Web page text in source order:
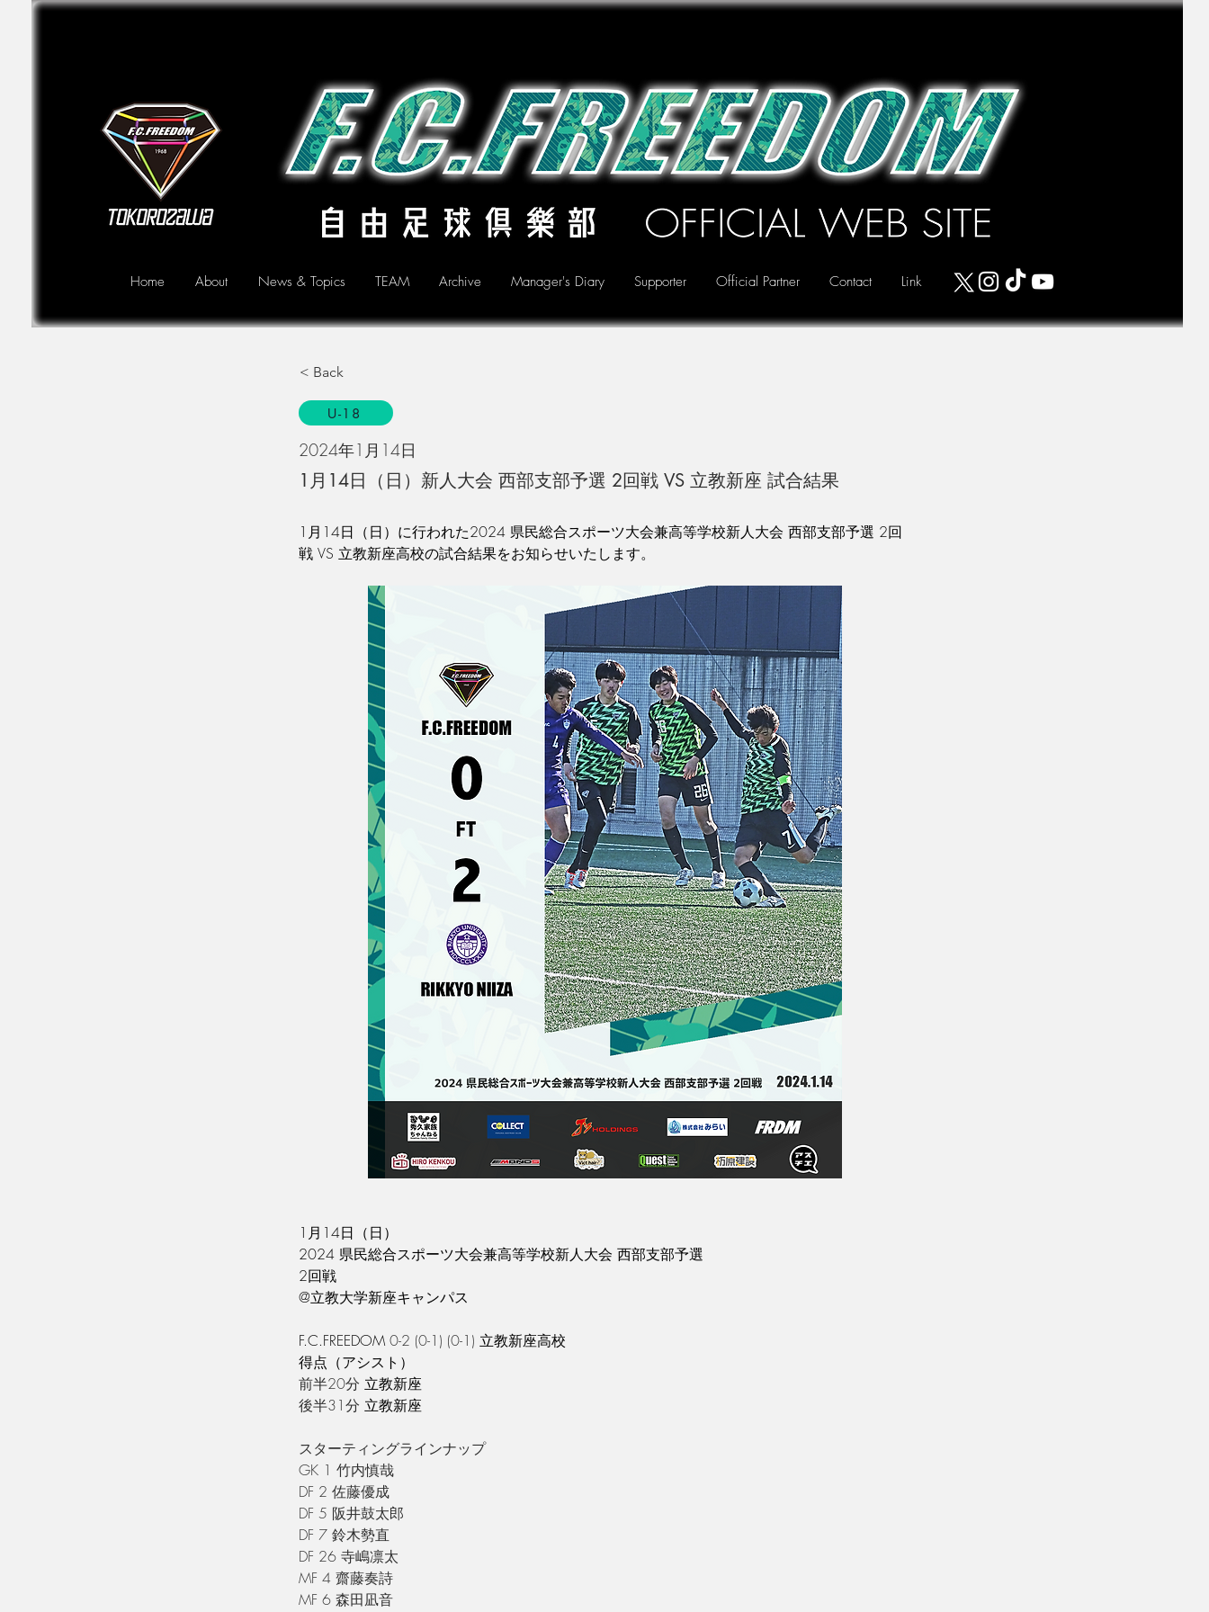
Home About News & Topics TEAM Archive Manager's Diary Supporter Official Partner Contact Link
< Back
U-18
2024年1月14日
1月14日（日）新人大会 西部支部予選 2回戦 VS 立教新座 試合結果
1月14日（日）に行われた2024 県民総合スポーツ大会兼高等学校新人大会 西部支部予選 2回
戦 VS 立教新座高校の試合結果をお知らせいたします。
1月14日（日）
2024 県民総合スポーツ大会兼高等学校新人大会 西部支部予選
2回戦
@立教大学新座キャンパス
F.C.FREEDOM 0-2 (0-1) (0-1) 立教新座高校
⁡得点（アシスト）
前半20分 立教新座
後半31分 立教新座
スターティングラインナップ
GK 1 竹内慎哉
DF 2 佐藤優成
DF 5 阪井鼓太郎
DF 7 鈴木勢直
DF 26 寺嶋凛太
MF 4 齋藤奏詩
MF 6 森田凪音